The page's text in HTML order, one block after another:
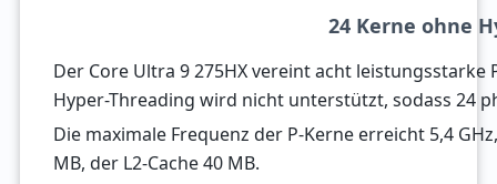
24 Kerne ohne
Der Core Ultra 9 275HX vereint acht
Hyper-Threading wird nicht unterstützt, sodass 24
Die maximale Frequenz der P-Kerne erreicht 5,4
MB, der L2-Cache 40 MB.